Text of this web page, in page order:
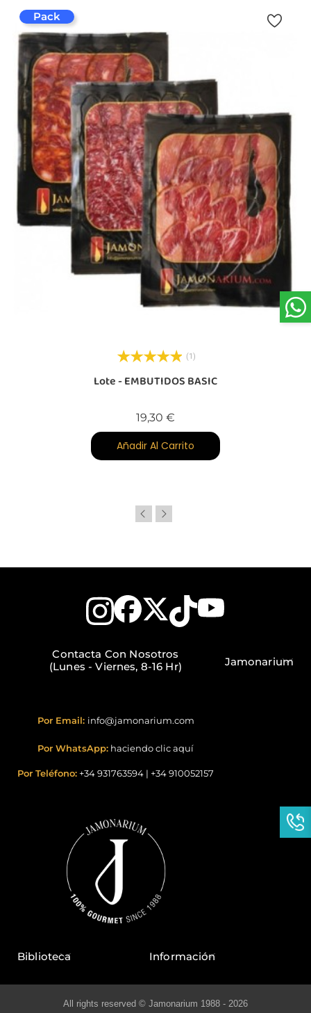
Pack
(1)
Lote - EMBUTIDOS BASIC
19,30 €
Añadir Al Carrito
Contacta Con Nosotros
(Lunes - Viernes, 8-16 Hr)
Por Email: info@jamonarium.com
Por WhatsApp: haciendo clic aquí
Por Teléfono: +34 931763594 | +34 910052157
Jamonarium
Biblioteca Información
All rights reserved © Jamonarium 1988 - 2026